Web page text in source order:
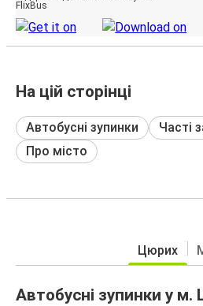
FlixBus
На цій сторінці
Автобусні зупинки
Часті
Про місто
Цюрих
Автобусні зупинки у